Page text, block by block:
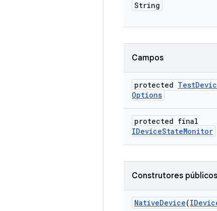
String
Campos
protected Test
Options
protected final
IDeviceStateMonitor
Construtores públicos
NativeDevice(